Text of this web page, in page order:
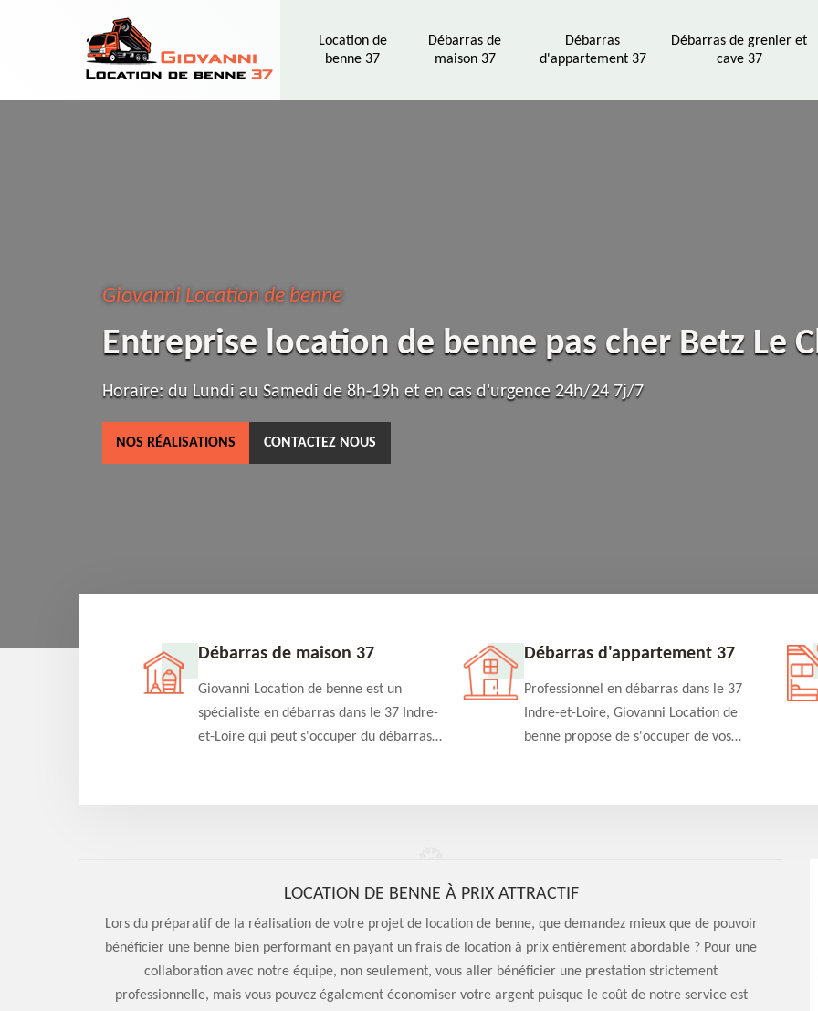
Location de
benne 37
Débarras de
maison 37
Débarras
d'appartement 37
Débarras de grenier et
cave 37
Giovanni Location de benne
Entreprise location de benne pas cher Betz Le
Horaire: du Lundi au Samedi de 8h-19h et en cas d'urgence 24h/24 7j/7
NOS RÉALISATIONS CONTACTEZ NOUS
37 Débarras de maison 37
Giovanni Location de benne est un
spécialiste en débarras dans le 37 Indre-
et-Loire qui peut s'occuper du débarras
et efficace
Débarras d'appartement 37
Professionnel en débarras dans le 37
Indre-et-Loire, Giovanni Location de
benne propose de s'occuper de vos
qualité en toute circonstance
LOCATION DE BENNE À PRIX ATTRACTIF
Lors du préparatif de la réalisation de votre projet de location de benne, que demandez mieux que de pouvoir
bénéficier une benne bien performant en payant un frais de location à prix entièrement abordable ? Pour une
collaboration avec notre équipe, non seulement, vous aller bénéficier une prestation strictement
professionnelle, mais vous pouvez également économiser votre argent puisque le coût de notre service est